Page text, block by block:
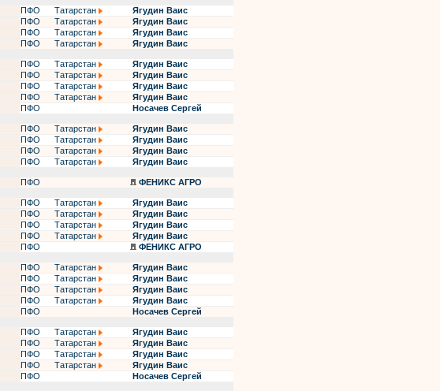
ПФО Татарстан
Ягудин Ваис
ПФО Татарстан
Ягудин Ваис
ПФО Татарстан
Ягудин Ваис
ПФО Татарстан
Ягудин Ваис
ПФО Татарстан
Ягудин Ваис
ПФО Татарстан
Ягудин Ваис
ПФО Татарстан
Ягудин Ваис
ПФО Татарстан
Ягудин Ваис
ПФО
Носачев Сергей
ПФО Татарстан
Ягудин Ваис
ПФО Татарстан
Ягудин Ваис
ПФО Татарстан
Ягудин Ваис
ПФО Татарстан
Ягудин Ваис
ПФО
ФЕНИКС АГРО
ПФО Татарстан
Ягудин Ваис
ПФО Татарстан
Ягудин Ваис
ПФО Татарстан
Ягудин Ваис
ПФО Татарстан
Ягудин Ваис
ПФО
ФЕНИКС АГРО
ПФО Татарстан
Ягудин Ваис
ПФО Татарстан
Ягудин Ваис
ПФО Татарстан
Ягудин Ваис
ПФО Татарстан
Ягудин Ваис
ПФО
Носачев Сергей
ПФО Татарстан
Ягудин Ваис
ПФО Татарстан
Ягудин Ваис
ПФО Татарстан
Ягудин Ваис
ПФО Татарстан
Ягудин Ваис
ПФО
Носачев Сергей